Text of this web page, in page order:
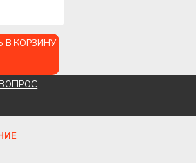
В КОРЗИНУ